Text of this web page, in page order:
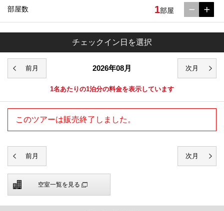
部屋数 1部屋
チェックイン日を選択
2026年08月
1名あたりの1泊分の料金を表示しています
このツアーは販売終了しました。
空室一覧を見る